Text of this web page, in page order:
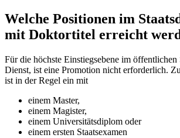
Welche Positionen im
mit Doktortitel erreicht
Für die höchste Einstiegsebene im öffentlichen
Dienst, ist eine Promotion nicht erforderlich.
ist in der Regel ein mit
einem Master,
einem Magister,
einem Universitätsdiplom oder
einem ersten Staatsexamen